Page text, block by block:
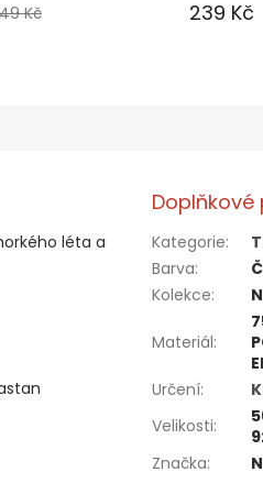
Kč 239 Kč
léta a
Kategorie:
Barva:
Kolekce:
Materiál:
Určení:
Velikosti:
Značka: